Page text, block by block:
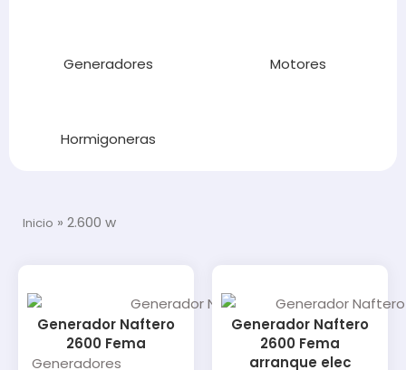
Generadores Motores
Hormigoneras
Inicio » 2.600 w
Generador Naftero
2600 Fema
Generadores
Generador Naftero
2600 Fema
arranque elec